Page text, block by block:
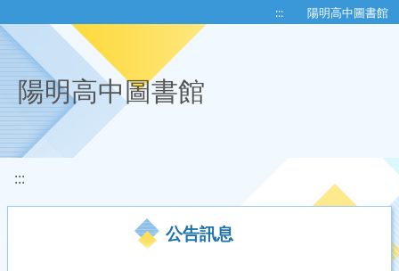
::: 陽明高中圖書館
陽明高中圖書館
:::
公告訊息